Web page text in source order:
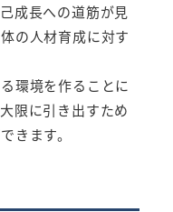
成長への道筋が見
の人材育成に対す
環境を作ることに
限に引き出すため
きます。